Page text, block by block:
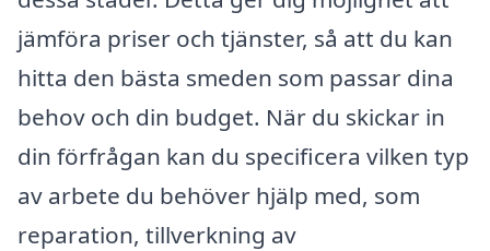
jämföra priser och tjänster, så att du kan
hitta den bästa smeden som passar dina
behov och din budget. När du skickar in
din förfrågan kan du specificera vilken typ
av arbete du behöver hjälp med, som
reparation, tillverkning av